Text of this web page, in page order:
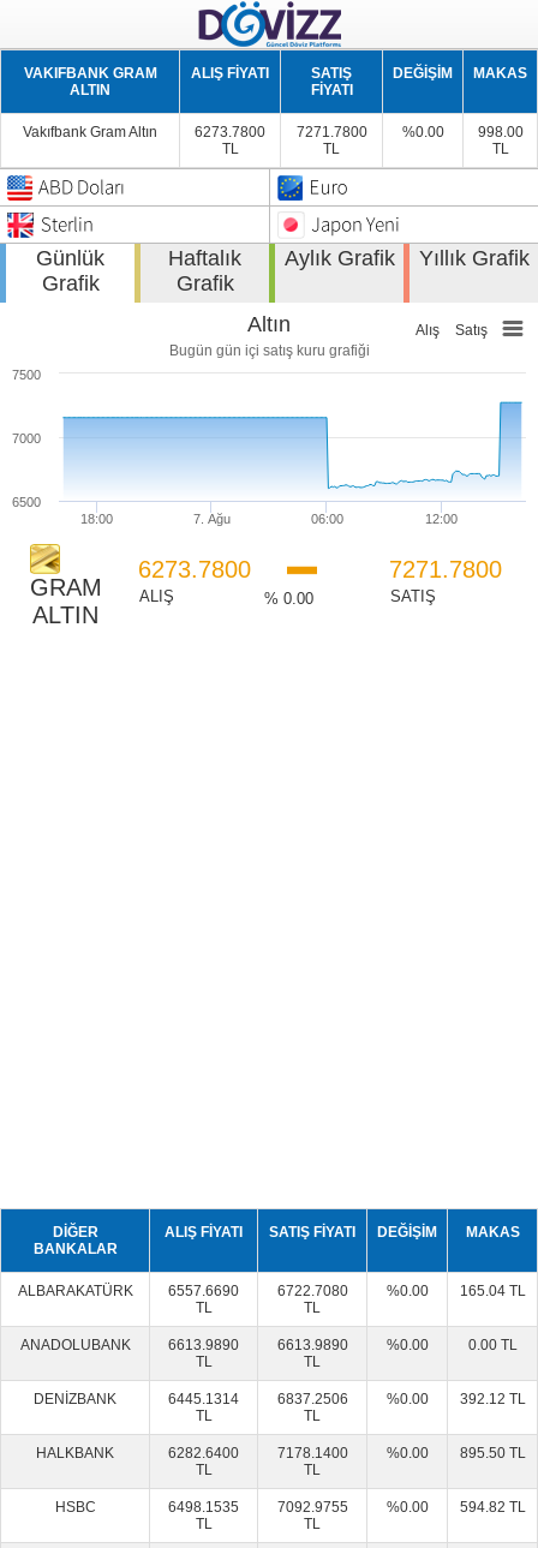
VAKIFBANK GRAM
ALTIN
ALIŞ FİYATI
SATIŞ
FİYATI
DEĞİŞİM MAKAS
Vakıfbank Gram Altın
6273.7800
TL
7271.7800
TL
%0.00
998.00
TL
Günlük
Grafik
Haftalık
Grafik
Aylık Grafik Yıllık Grafik
Satış
Alış
Altın
Bugün gün içi satış kuru grafiği
18:00 7. Ağu 06:00 12:00
6500
7000
7500
GRAM
ALTIN
6273.7800
ALIŞ % 0.00
7271.7800
SATIŞ
DİĞER
BANKALAR
ALIŞ FİYATI SATIŞ FİYATI DEĞİŞİM MAKAS
ALBARAKATÜRK
6557.6690
TL
6722.7080
TL
%0.00 165.04 TL
ANADOLUBANK
6613.9890
TL
6613.9890
TL
%0.00 0.00 TL
DENİZBANK
6445.1314
TL
6837.2506
TL
%0.00 392.12 TL
HALKBANK
6282.6400
TL
7178.1400
TL
%0.00 895.50 TL
HSBC
6498.1535
TL
7092.9755
TL
%0.00 594.82 TL